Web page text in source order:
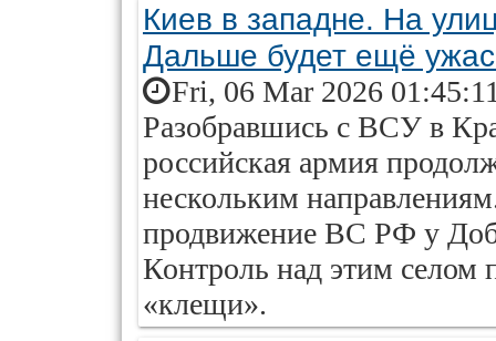
Киев в западне. На
Дальше будет ещё
Fri, 06 Mar 2026
Разобравшись с ВСУ в
российская армия
нескольким
продвижение ВС РФ у
Контроль над этим селом
«клещи».